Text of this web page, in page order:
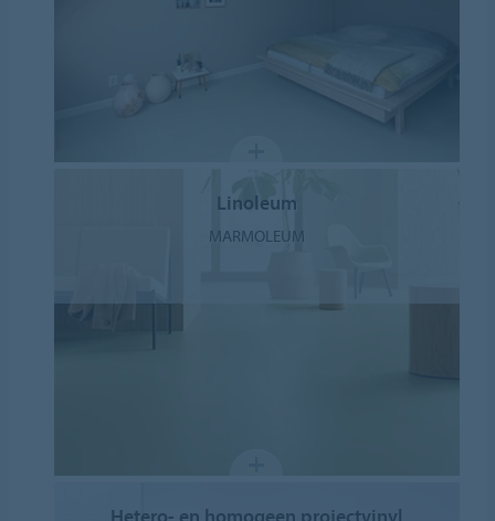
Linoleum
MARMOLEUM
Hetero- en homogeen projectvinyl